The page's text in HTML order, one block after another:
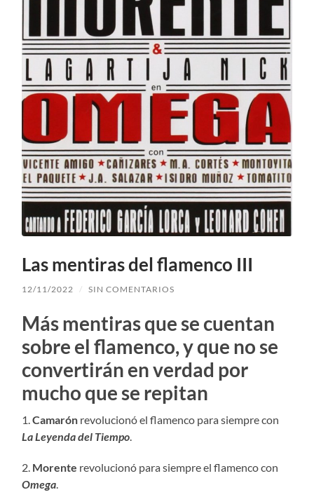
Las mentiras del flamenco III
12/11/2022 / SIN COMENTARIOS
Más mentiras que se cuentan
sobre el flamenco, y que no se
convertirán en verdad por
mucho que se repitan
1.Camarón revolucionó el flamenco para siempre con
La Leyenda del Tiempo.
2. Morente revolucionó para siempre el flamenco con
Omega.